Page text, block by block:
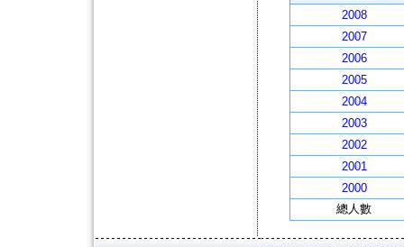
2008
2007
2006
2005
2004
2003
2002
2001
2000
總人數